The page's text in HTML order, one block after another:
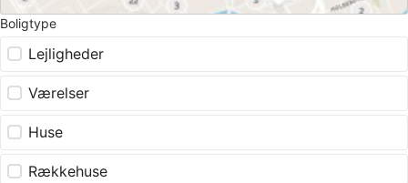
Boligtype
Lejligheder
Værelser
Huse
Rækkehuse